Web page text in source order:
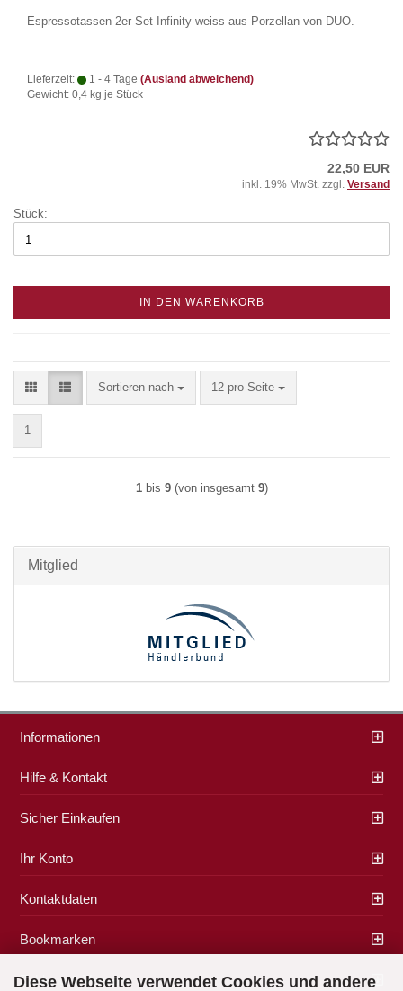
Diese Webseite verwendet Cookies und andere
Espressotassen 2er Set Infinity-weiss aus Porzellan von DUO.
Lieferzeit: 1 - 4 Tage (Ausland abweichend)
Gewicht: 0,4 kg je Stück
22,50 EUR
inkl. 19% MwSt. zzgl. Versand
Stück:
IN DEN WARENKORB
Sortieren nach
Sortieren nach 12 pro Seite
pro Seite
1
1bis 9(von insgesamt 9)
Mitglied
Informationen
Hilfe & Kontakt
Sicher Einkaufen
Ihr Konto
Kontaktdaten
Bookmarken
Zahlung & Versand